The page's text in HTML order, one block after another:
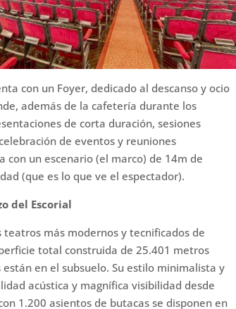
con un Foyer, dedicado al descanso y ocio
además de la cafetería durante los
de corta duración, sesiones
de eventos y reuniones
con un escenario (el marco) de 14m de
(que es lo que ve el espectador).
del Escorial
teatros más modernos y tecnificados de
total construida de 25.401 metros
en el subsuelo. Su estilo minimalista y
acústica y magnífica visibilidad desde
1.200 asientos de butacas se disponen en